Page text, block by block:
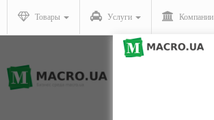
Товары Услуги Компании